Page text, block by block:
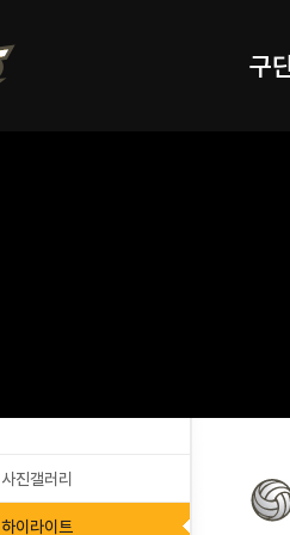
구
사진갤러리
하이라이트